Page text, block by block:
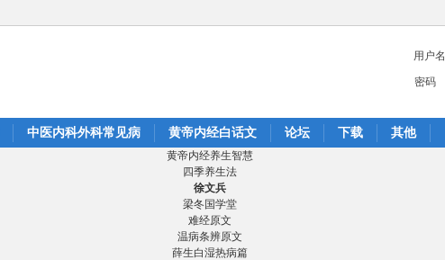
用户名
密码
中医内科外科常见病 黄帝内经白话文 论坛 下载 其他
黄帝内经养生智慧
四季养生法
徐文兵
梁冬国学堂
难经原文
温病条辨原文
薛生白湿热病篇